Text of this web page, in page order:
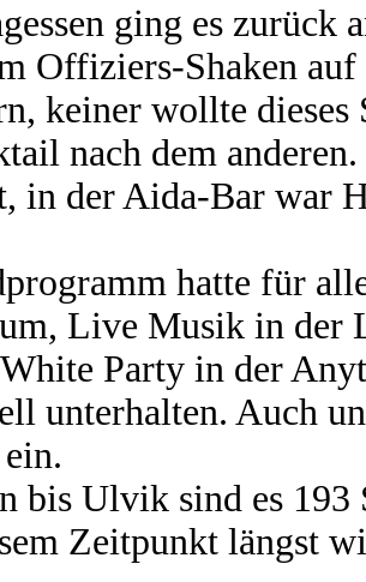
ging es zurück
Offiziers-Shaken
keiner wollte
nach dem
in der Aida-Bar war
hatte für
Live Musik in der
Party in der
unterhalten. Auch
bis Ulvik sind es
Zeitpunkt längst